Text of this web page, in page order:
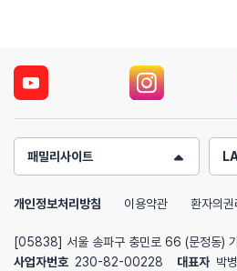
패밀리사이트
개인정보처리방침 이용약관 환자의
[05838] 서울 송파구 충민로 66 (문정동)
사업자번호 230-82-00228 대표자 박